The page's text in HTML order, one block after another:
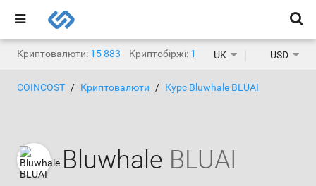
Криптовалюти: 15 883 Криптобіржі: 1 468UK USD
COINCOST Криптовалюти Курс Bluwhale BLUAI
Bluwhale BLUAI